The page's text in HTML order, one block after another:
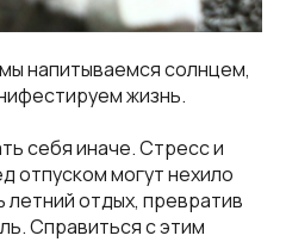
напитываемся солнцем,
жизнь.
себя иначе. Стресс и
отпуском могут нехило
отдых, превратив
Справиться с этим